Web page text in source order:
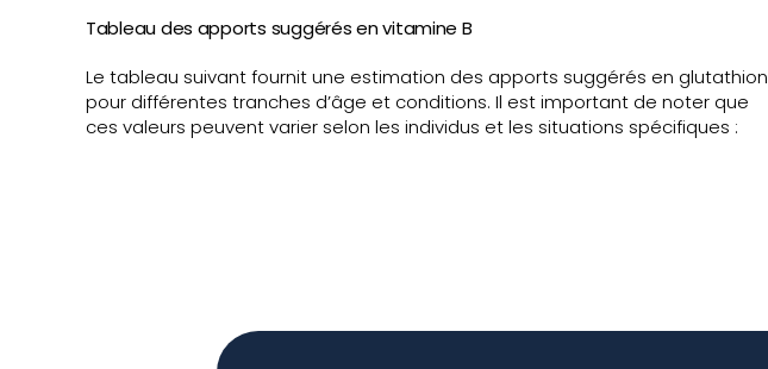
Tableau des apports suggérés en vitamine B
Le tableau suivant fournit une estimation des apports suggérés en glutathion
pour différentes tranches d’âge et conditions. Il est important de noter que
ces valeurs peuvent varier selon les individus et les situations spécifiques :